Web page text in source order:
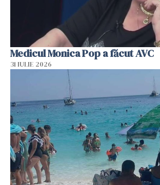
Medicul Monica Pop a făcut AVC
31 IULIE 2026